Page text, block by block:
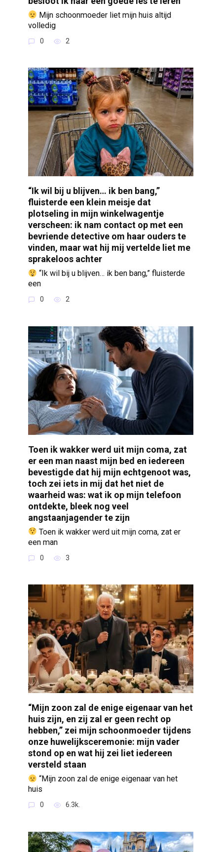
Mijn schoonmoeder liet mijn huis altijd
volledig
0 2
“Ik wil bij u blijven… ik ben bang,”
fluisterde een klein meisje dat
plotseling in mijn winkelwagentje
verscheen: ik nam contact op met een
bevriende detective om haar ouders te
vinden, maar wat hij mij vertelde liet me
sprakeloos achter
“Ik wil bij u blijven… ik ben bang,” fluisterde
een
0 2
Toen ik wakker werd uit mijn coma, zat
er een man naast mijn bed en iedereen
bevestigde dat hij mijn echtgenoot was,
toch zei iets in mij dat het niet de
waarheid was: wat ik op mijn telefoon
ontdekte, bleek nog veel
angstaanjagender te zijn
Toen ik wakker werd uit mijn coma, zat er
een man
0 3
“Mijn zoon zal de enige eigenaar van het
huis zijn, en zij zal er geen recht op
hebben,” zei mijn schoonmoeder tijdens
onze huwelijksceremonie: mijn vader
stond op en wat hij zei liet iedereen
versteld staan
“Mijn zoon zal de enige eigenaar van het
huis
0 6.3k.